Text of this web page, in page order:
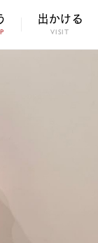
出かける
VISIT